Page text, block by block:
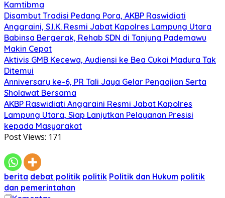
Kamtibma
Disambut Tradisi Pedang Pora, AKBP Raswidiati
Anggraini, S.I.K. Resmi Jabat Kapolres Lampung Utara
Babinsa Bergerak, Rehab SDN di Tanjung Pademawu
Makin Cepat
Aktivis GMB Kecewa, Audiensi ke Bea Cukai Madura Tak
Ditemui
Anniversary ke-6, PR Tali Jaya Gelar Pengajian Serta
Sholawat Bersama
AKBP Raswidiati Anggraini Resmi Jabat Kapolres
Lampung Utara, Siap Lanjutkan Pelayanan Presisi
kepada Masyarakat
Post Views: 171
berita debat politik politik Politik dan Hukum politik
dan pemerintahan